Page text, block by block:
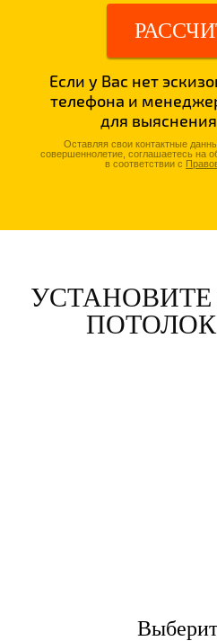
Если у Вас нет
телефона и
для
Оставляя свои контактные
совершеннолетие, соглашаетесь на
в соответствии с